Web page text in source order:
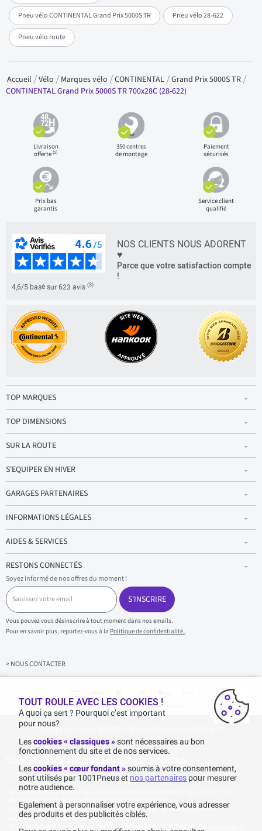
Pneu vélo CONTINENTAL Grand Prix 5000S TR Pneu vélo 28-622
Pneu vélo route
Accueil Vélo Marques vélo CONTINENTAL Grand Prix 5000S TR
CONTINENTAL Grand Prix 5000S TR 700x28C (28-622)
Livraison
offerte(1)
350 centres
de montage
Paiement
sécurisés
Prix bas
garantis
Service client
qualifié
NOS CLIENTS NOUS ADORENT
♥
Parce que votre satisfaction compte
!
4,6/5 basé sur 623 avis (3)
TOP MARQUES
TOP DIMENSIONS
SUR LA ROUTE
S'EQUIPER EN HIVER
GARAGES PARTENAIRES
INFORMATIONS LÉGALES
AIDES & SERVICES
RESTONS CONNECTÉS
Soyez informé de nos offres du moment !
S
a
i
s
i
s
z
v
S'INSCRIRE
Vous pouvez vous désinscrire à tout moment dans nos emails.
Pour en savoir plus, reportez-vous à la Politique de confidentialité..
> NOUS CONTACTER
Achats & paiements 100% sécurisés
1001pneus - Copyright 2026 - Tous droits réservés 1001Pneus
Livraison gratuite : pour tout achat d'un montant supérieur ou égal à 70€ TTC (en-
dessous de 70€ TTC, les frais de livraison sont de 7,90€ TTC).
Tarif catalogue manufacturier en vigueur non remisé. Ne reflète pas le tarif
généralement constaté sur le site.
Agrégation des notes Avis Vérifiés constatées le 23/02/2026 basé sur 468 avis sur les 12
TOUT ROULE AVEC LES COOKIES !
A quoi ça sert ? Pourquoi c’est important
pour nous?
Lescookies « classiques »sont nécessaires au bon
fonctionnement du site et de nos services.
Lescookies « cœur fondant » soumis à votre consentement,
sont utilisés par 1001Pneus et nos partenaires pour mesurer
notre audience.
Egalement à personnaliser votre expérience, vous adresser
des produits et des publicités ciblés.